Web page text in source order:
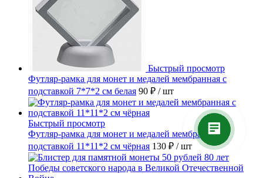
Быстрый просмотр
Футляр-рамка для монет и медалей мембранная с
подставкой 7*7*2 см белая 90 ₽ / шт
Быстрый просмотр
Футляр-рамка для монет и медалей мембранная с
подставкой 11*11*2 см чёрная 130 ₽ / шт